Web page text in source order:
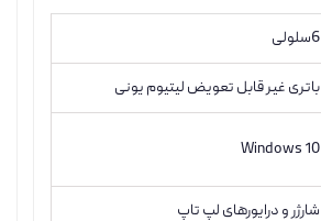
6سلولی
باتری غیر قابل تعویض لیتیوم یونی
Windows 10
شارژر و درایورهای لپ تاپ